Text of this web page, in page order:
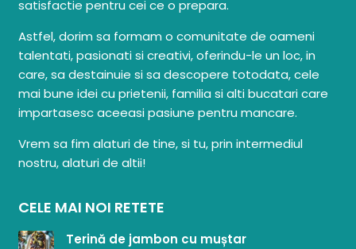
satisfactie pentru cei ce o prepara.
Astfel, dorim sa formam o comunitate de oameni
talentati, pasionati si creativi, oferindu-le un loc, in
care, sa destainuie si sa descopere totodata, cele
mai bune idei cu prietenii, familia si alti bucatari care
impartasesc aceeasi pasiune pentru mancare.
Vrem sa fim alaturi de tine, si tu, prin intermediul
nostru, alaturi de altii!
CELE MAI NOI RETETE
Terină de jambon cu muștar